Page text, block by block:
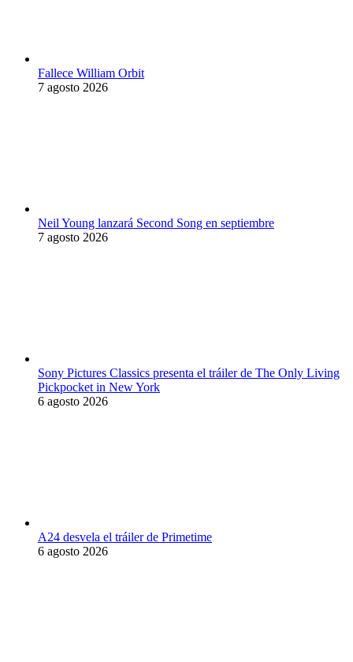
Fallece William Orbit
7 agosto 2026
Neil Young lanzará Second Song en septiembre
7 agosto 2026
Sony Pictures Classics presenta el tráiler de The Only Living
Pickpocket in New York
6 agosto 2026
A24 desvela el tráiler de Primetime
6 agosto 2026